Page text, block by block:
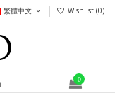
繁體中文 Wishlist (0)
0